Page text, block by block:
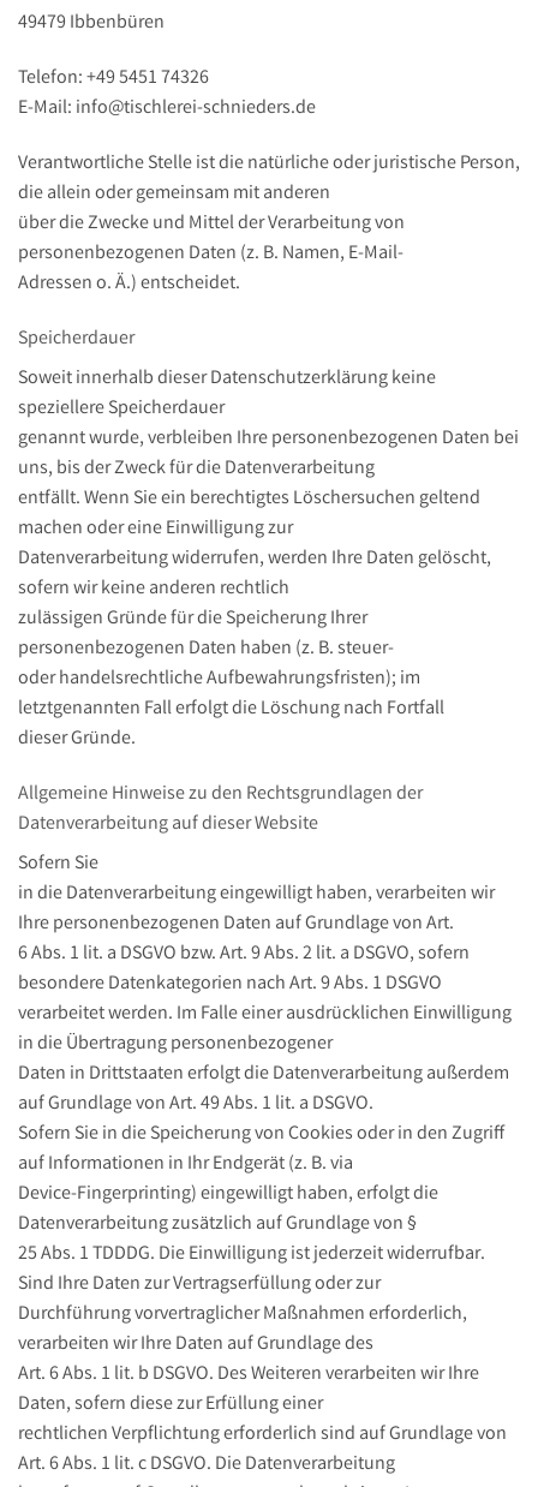
49479 Ibbenbüren
Telefon: +49 5451 74326
E-Mail: info@tischlerei-schnieders.de
Verantwortliche Stelle ist die natürliche oder juristische Person,
die allein oder gemeinsam mit anderen
über die Zwecke und Mittel der Verarbeitung von
personenbezogenen Daten (z. B. Namen, E-Mail-
Adressen o. Ä.) entscheidet.
Speicherdauer
Soweit innerhalb dieser Datenschutzerklärung keine
speziellere Speicherdauer
genannt wurde, verbleiben Ihre personenbezogenen Daten bei
uns, bis der Zweck für die Datenverarbeitung
entfällt. Wenn Sie ein berechtigtes Löschersuchen geltend
machen oder eine Einwilligung zur
Datenverarbeitung widerrufen, werden Ihre Daten gelöscht,
sofern wir keine anderen rechtlich
zulässigen Gründe für die Speicherung Ihrer
personenbezogenen Daten haben (z. B. steuer-
oder handelsrechtliche Aufbewahrungsfristen); im
letztgenannten Fall erfolgt die Löschung nach Fortfall
dieser Gründe.
Allgemeine Hinweise zu den Rechtsgrundlagen der
Datenverarbeitung auf dieser Website
Sofern Sie
in die Datenverarbeitung eingewilligt haben, verarbeiten wir
Ihre personenbezogenen Daten auf Grundlage von Art.
6 Abs. 1 lit. a DSGVO bzw. Art. 9 Abs. 2 lit. a DSGVO, sofern
besondere Datenkategorien nach Art. 9 Abs. 1 DSGVO
verarbeitet werden. Im Falle einer ausdrücklichen Einwilligung
in die Übertragung personenbezogener
Daten in Drittstaaten erfolgt die Datenverarbeitung außerdem
auf Grundlage von Art. 49 Abs. 1 lit. a DSGVO.
Sofern Sie in die Speicherung von Cookies oder in den Zugriff
auf Informationen in Ihr Endgerät (z. B. via
Device-Fingerprinting) eingewilligt haben, erfolgt die
Datenverarbeitung zusätzlich auf Grundlage von §
25 Abs. 1 TDDDG. Die Einwilligung ist jederzeit widerrufbar.
Sind Ihre Daten zur Vertragserfüllung oder zur
Durchführung vorvertraglicher Maßnahmen erforderlich,
verarbeiten wir Ihre Daten auf Grundlage des
Art. 6 Abs. 1 lit. b DSGVO. Des Weiteren verarbeiten wir Ihre
Daten, sofern diese zur Erfüllung einer
rechtlichen Verpflichtung erforderlich sind auf Grundlage von
Art. 6 Abs. 1 lit. c DSGVO. Die Datenverarbeitung